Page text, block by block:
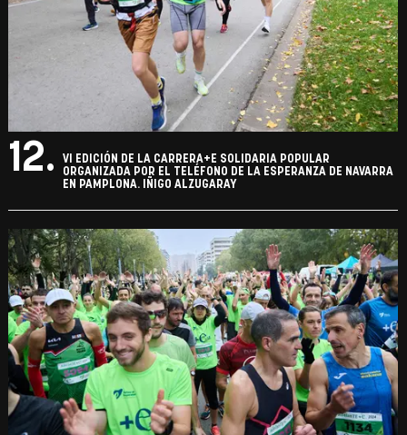
12.
VI EDICIÓN DE LA CARRERA+E SOLIDARIA POPULAR
ORGANIZADA POR EL TELÉFONO DE LA ESPERANZA DE NAVARRA
EN PAMPLONA. IÑIGO ALZUGARAY